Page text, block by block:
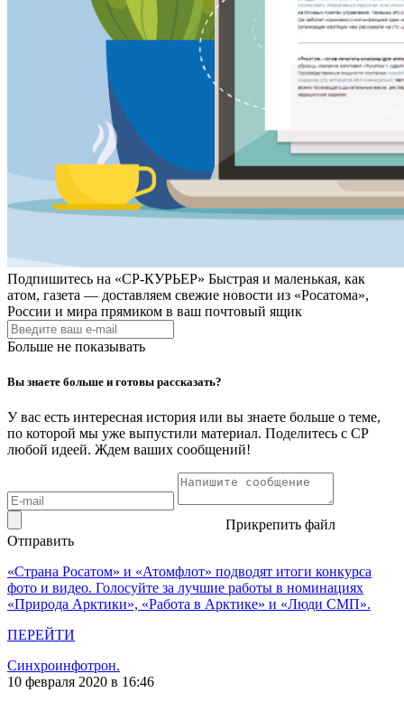
Подпишитесь на «СР-КУРЬЕР» Быстрая и маленькая, как
атом, газета — доставляем свежие новости из «Росатома»,
России и мира прямиком в ваш почтовый ящик
Больше не показывать
Вы знаете больше и готовы рассказать?
У вас есть интересная история или вы знаете больше о теме,
по которой мы уже выпустили материал. Поделитесь с СР
любой идеей. Ждем ваших сообщений!
Прикрепить файл
Отправить
«Страна Росатом» и «Атомфлот» подводят итоги конкурса
фото и видео. Голосуйте за лучшие работы в номинациях
«Природа Арктики», «Работа в Арктике» и «Люди СМП».
ПЕРЕЙТИ
Синхроинфотрон.
10 февраля 2020 в 16:46